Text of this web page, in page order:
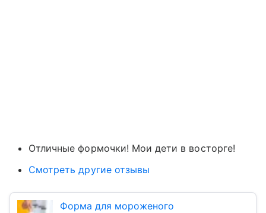
Отличные формочки! Мои дети в восторге!
Смотреть другие отзывы
Форма для мороженого